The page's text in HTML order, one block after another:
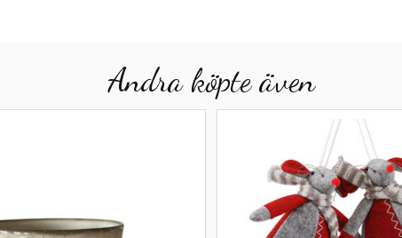
Andra köpte även